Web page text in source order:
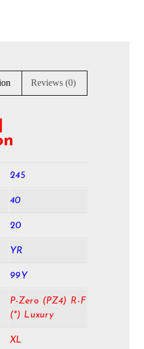
Reviews (0)
245
40
20
YR
99Y
P-Zero (PZ4) R-F
(*) Luxury
XL